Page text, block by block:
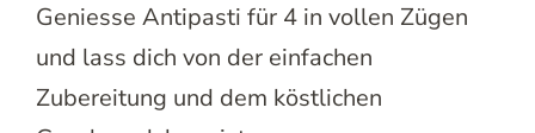
Geniesse Antipasti für 4 in vollen Zügen
und lass dich von der einfachen
Zubereitung und dem köstlichen